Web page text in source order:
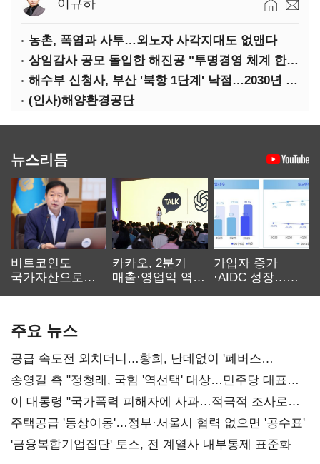
이규하
농촌, 폭염과 사투…외노자 사각지대도 없앤다
상임감사 공모 돌입한 해진공 "투명경영 체계 한층 강화"
해수부 신청사, 부산 '북항 1단계' 낙점…2030년 완공 목표
(인사)해양환경공단
뉴스리듬
비트코인도
국가자산으로…'
카카오, 2분기
매출·영업익 역대
가입자 증가
·AIDC 성장…
주요 뉴스
공급 속도전 외치더니…황희, 난데없이 '폐버스
리모델링' 제안
송영길 측 "정청래, 국힘 '역선택' 대상…민주당 대표로
총선 지휘 못해"
이 대통령 "국가폭력 피해자에 사과…적극적 조사로
진실 밝혀야"
주택공급 '동상이몽'…정부·서울시 협력 없으면 '공수표'
'금융복합기업집단' 토스, 전 계열사 내부통제 표준화